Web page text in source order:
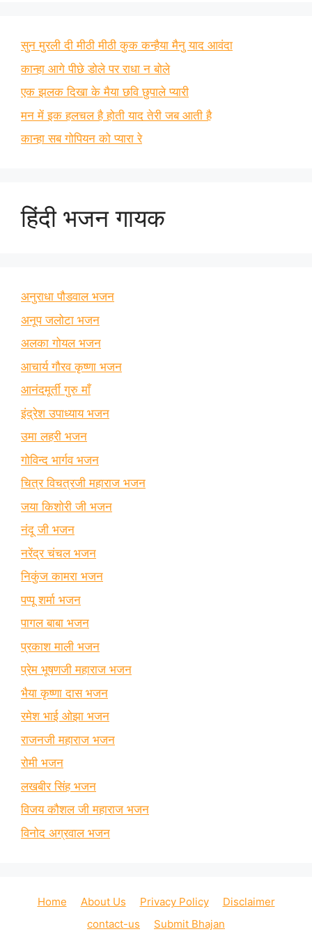
सुन मुरली दी मीठी मीठी कुक कन्हैया मैनु याद आवंदा
कान्हा आगे पीछे डोले पर राधा न बोले
एक झलक दिखा के मैया छवि छुपाले प्यारी
मन में इक हलचल है होती याद तेरी जब आती है
कान्हा सब गोपियन को प्यारा रे
हिंदी भजन गायक
अनुराधा पौडवाल भजन
अनूप जलोटा भजन
अलका गोयल भजन
आचार्य गौरव कृष्णा भजन
आनंदमूर्ती गुरु माँ
इंद्रेश उपाध्याय भजन
उमा लहरी भजन
गोविन्द भार्गव भजन
चित्र विचत्रजी महाराज भजन
जया किशोरी जी भजन
नंदू जी भजन
नरेंद्र चंचल भजन
निकुंज कामरा भजन
पप्पू शर्मा भजन
पागल बाबा भजन
प्रकाश माली भजन
प्रेम भूषणजी महाराज भजन
भैया कृष्णा दास भजन
रमेश भाई ओझा भजन
राजनजी महाराज भजन
रोमी भजन
लखबीर सिंह भजन
विजय कौशल जी महाराज भजन
विनोद अग्रवाल भजन
Home About Us Privacy Policy
Disclaimer
contact-us
Submit Bhajan